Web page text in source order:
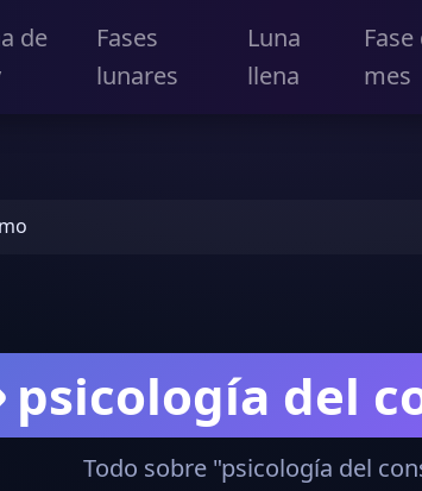
de
Fases
lunares
Luna
llena
Fase
mes
psicología del
Todo sobre "psicología del